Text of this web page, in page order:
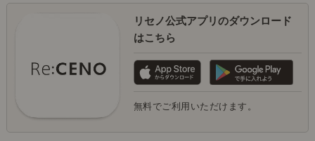
リセノ公式アプリのダウンロード
はこちら
無料でご利用いただけます。